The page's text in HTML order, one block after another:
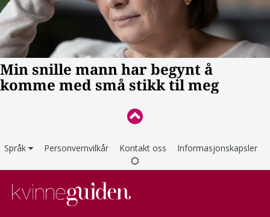
Språk Personvernvilkår Kontakt oss Informasjonskapsler